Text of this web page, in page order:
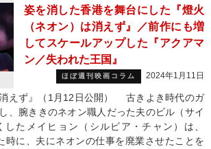
姿を消した香港を舞台にした『燈火
（ネオン）は消えず』／前作にも増
してスケールアップした『アクアマ
ン／失われた王国』
ほぼ週刊映画コラム 2024年1月11日
消えず』（1月12日公開） 古きよき時代のガ
、腕ききのネオン職人だった夫のビル（サイ
したメイヒョン（シルビア・チャン）は、
時に、夫にネオンの仕事を廃業させたことを